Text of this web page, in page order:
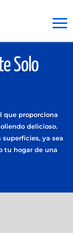
Solo
que proporciona
delicioso.
ya sea
tu hogar de una